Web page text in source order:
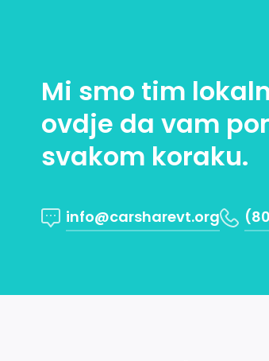
Mi smo tim
ovdje da vam
svakom koraku.
info@carsharevt.org